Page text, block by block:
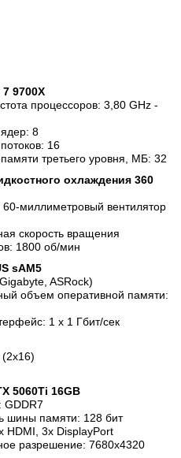
9700X
процессоров: 3,80 GHz -
8
16
третьего уровня, МБ: 32
охлаждения 360
миллиметровый вентилятор
скорость вращения
1800 об/мин
sAM5
ASRock)
объем оперативной памяти:
1 х 1 Гбит/сек
(2x16)
5060Ti 16GB
GDDR7
шины памяти: 128 бит
HDMI, 3x DisplayPort
разрешение: 7680x4320